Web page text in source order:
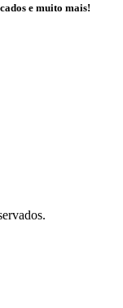
e muito mais!